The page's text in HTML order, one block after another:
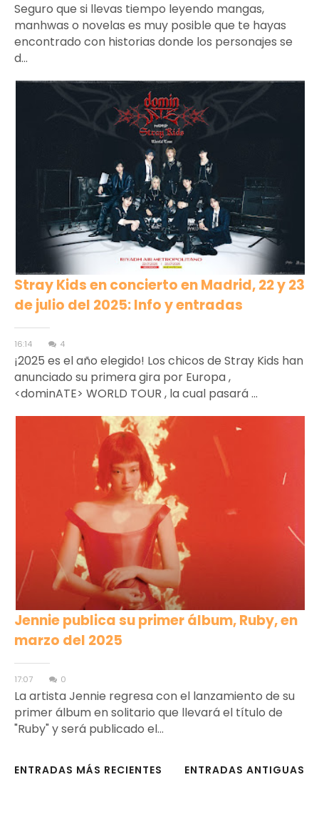
Seguro que si llevas tiempo leyendo mangas,
manhwas o novelas es muy posible que te hayas
encontrado con historias donde los personajes se
d...
Stray Kids en concierto en Madrid, 22 y 23
de julio del 2025: Info y entradas
16:14 4
¡2025 es el año elegido! Los chicos de Stray Kids han
anunciado su primera gira por Europa ,
<dominATE> WORLD TOUR , la cual pasará ...
Jennie publica su primer álbum, Ruby, en
marzo del 2025
17:07 0
La artista Jennie regresa con el lanzamiento de su
primer álbum en solitario que llevará el título de
"Ruby" y será publicado el...
ENTRADAS MÁS RECIENTES ENTRADAS ANTIGUAS